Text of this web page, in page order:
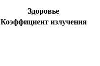
Здоровье
Коэффициент излучения